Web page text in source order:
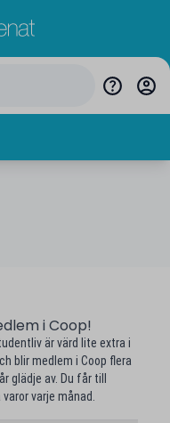
i Coop!
är värd lite extra i
blir medlem i Coop flera
glädje av. Du får till
varje månad.